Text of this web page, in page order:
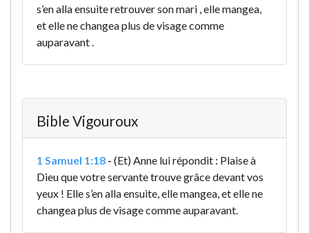
s’en alla ensuite retrouver son mari , elle mangea,
et elle ne changea plus de visage comme
auparavant .
Bible Vigouroux
1 Samuel 1:18 - (Et) Anne lui répondit : Plaise à
Dieu que votre servante trouve grâce devant vos
yeux ! Elle s’en alla ensuite, elle mangea, et elle ne
changea plus de visage comme auparavant.